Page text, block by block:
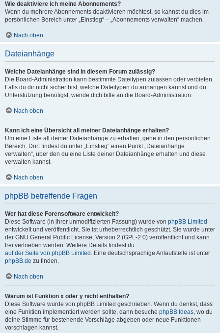
Wie deaktiviere ich meine Abonnements?
Wenn du mehrere Abonnements deaktivieren möchtest, so kannst du dies im
persönlichen Bereich unter „Einstieg“ – „Abonnements verwalten“ machen.
Nach oben
Dateianhänge
Welche Dateianhänge sind in diesem Forum zulässig?
Die Board-Administration kann bestimmte Dateitypen zulassen oder verbieten.
Falls du dir nicht sicher bist, welche Dateitypen du anhängen kannst und du
Unterstützung benötigst, wende dich bitte an die Board-Administration.
Nach oben
Kann ich eine Übersicht all meiner Dateianhänge erhalten?
Um eine Liste all deiner Dateianhänge zu erhalten, gehe in den persönlichen
Bereich. Dort findest du unter „Einstieg“ einen Punkt „Dateianhänge
verwalten“, über den du eine Liste deiner Dateianhänge erhalten und diese
verwalten kannst.
Nach oben
phpBB betreffende Fragen
Wer hat diese Forensoftware entwickelt?
Diese Software (in ihrer unmodifizierten Fassung) wurde von phpBB Limited
entwickelt und veröffentlicht. Sie ist urheberrechtlich geschützt. Sie wurde unter
der GNU General Public License, Version 2 (GPL-2.0) veröffentlicht und kann
frei vertrieben werden. Weitere Details findest du
auf der Seite von phpBB Limited . Eine deutschsprachige Anlaufstelle ist unter
phpBB.de zu finden.
Nach oben
Warum ist Funktion x oder y nicht enthalten?
Diese Software wurde von phpBB Limited geschrieben. Wenn du denkst, dass
eine Funktion implementiert werden sollte, dann besuche phpBB Ideas, wo du
deine Stimme für bestehende Vorschläge abgeben oder neue Funktionen
vorschlagen kannst.